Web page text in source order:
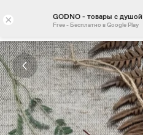
× GODNO - товары с душой
Free - Бесплатно в Google Play